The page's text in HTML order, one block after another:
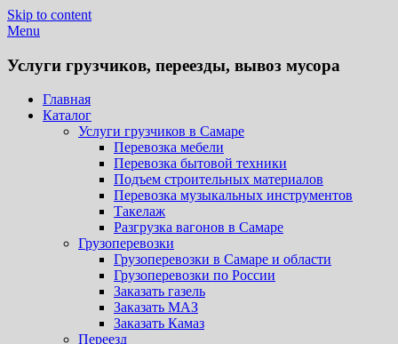
Skip to content
Menu
Услуги грузчиков, переезды, вывоз мусора
Главная
Каталог
Услуги грузчиков в Самаре
Перевозка мебели
Перевозка бытовой техники
Подъем строительных материалов
Перевозка музыкальных инструментов
Такелаж
Разгрузка вагонов в Самаре
Грузоперевозки
Грузоперевозки в Самаре и области
Грузоперевозки по России
Заказать газель
Заказать МАЗ
Заказать Камаз
Переезд